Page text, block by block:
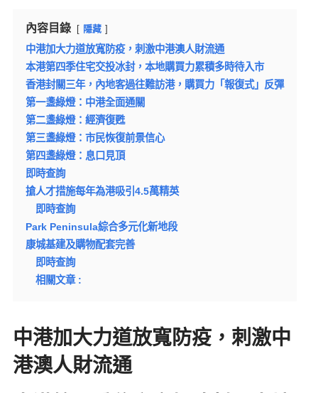
內容目錄 隱藏
中港加大力道放寬防疫，刺激中港澳人財流通
本港第四季住宅交投冰封，本地購買力累積多時待入市
香港封關三年，內地客過往難訪港，購買力「報復式」反彈
第一盞綠燈：中港全面通關
第二盞綠燈：經濟復甦
第三盞綠燈：市民恢復前景信心
第四盞綠燈：息口見頂
即時查詢
搶人才措施每年為港吸引4.5萬精英
即時查詢
Park Peninsula綜合多元化新地段
康城基建及購物配套完善
即時查詢
相關文章 :
中港加大力道放寬防疫，刺激中
港澳人財流通